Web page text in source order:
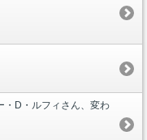
・D・ルフィさん、変わ